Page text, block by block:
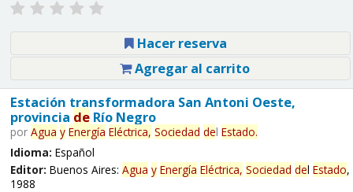
Hacer reserva
Agregar al carrito
Estación transformadora San Antoni Oeste,
provincia deRío Negro
por Agua y Energía Eléctrica, Sociedad del Estado.
Idioma: Español
Editor: Buenos Aires: Agua y Energía Eléctrica, Sociedad del Estado,
1988